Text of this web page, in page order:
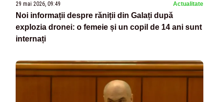
29 mai 2026, 09:49 Actualitate
Noi informații despre răniții din Galați după
explozia dronei: o femeie și un copil de 14 ani sunt
internați